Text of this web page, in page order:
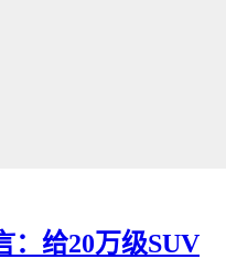
：给20万级SUV